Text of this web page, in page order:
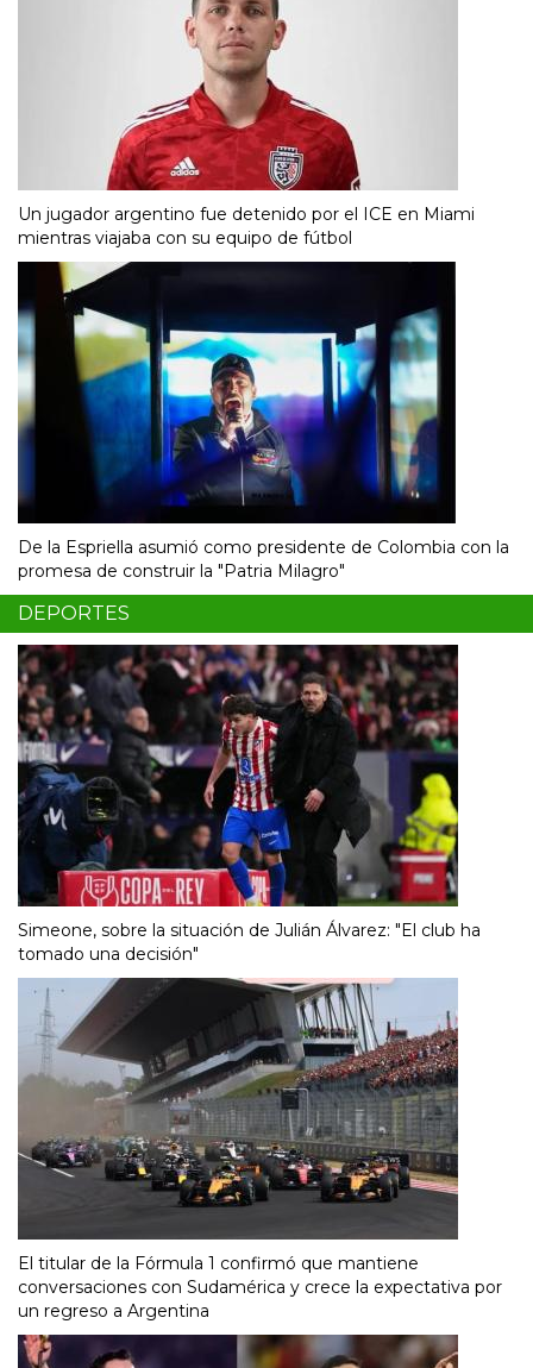
Un jugador argentino fue detenido por el ICE en Miami
mientras viajaba con su equipo de fútbol
De la Espriella asumió como presidente de Colombia con la
promesa de construir la "Patria Milagro"
DEPORTES
Simeone, sobre la situación de Julián Álvarez: "El club ha
tomado una decisión"
El titular de la Fórmula 1 confirmó que mantiene
conversaciones con Sudamérica y crece la expectativa por
un regreso a Argentina